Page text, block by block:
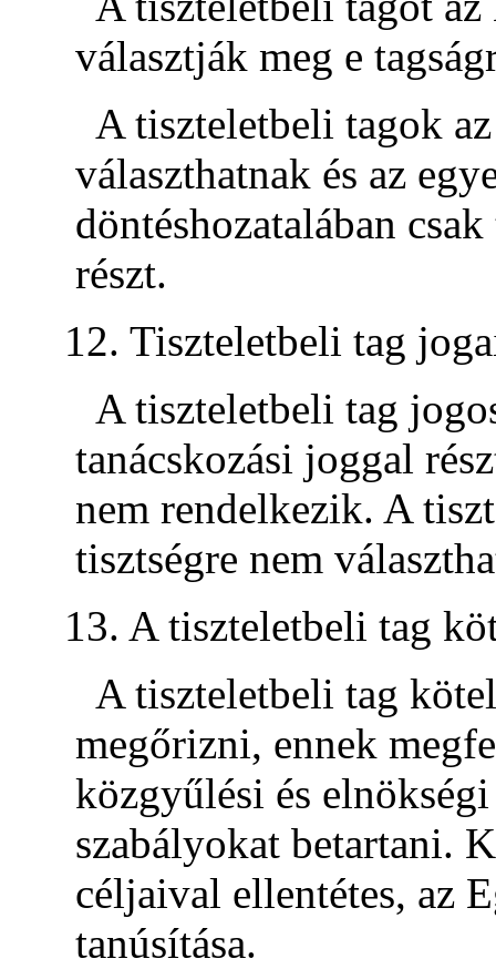
választják meg e
A tiszteletbeli tagok
választhatnak és az
döntéshozatalában
részt.
12. Tiszteletbeli tag
A tiszteletbeli tag
tanácskozási joggal
nem rendelkezik. A
tisztségre nem
13. A tiszteletbeli tag
A tiszteletbeli tag
megőrizni, ennek
közgyűlési és
szabályokat betartani.
céljaival ellentétes, az
tanúsítása.